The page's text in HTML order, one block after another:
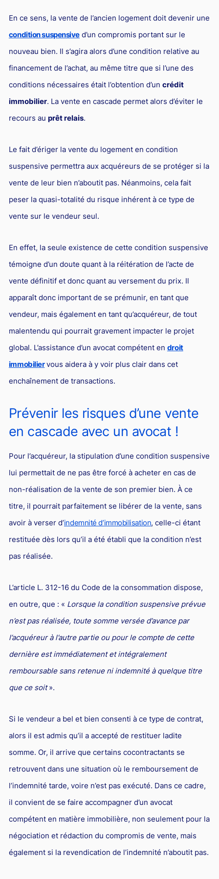
Droit aérien
Caution bancaire
Communication et nouvelles technologies
Concurrence déloyale
Restructuration d'entreprise
Droit et Fiscalité du marché de l'Art
Transmission d'entreprise et avocat
Hôtellerie et restauration
Procédures et tribunaux
Contentieux cession d’entreprise
Droit commercial
Énergie
Droit de la concurrence
Jurisprudences et actualités
Droit de la réparation et du dommage corporel
En ce sens, la vente de l’ancien logement doit devenir une
condition suspensived’un compromis portant sur le
nouveau bien. Il s’agira alors d’une condition relative au
financement de l’achat, au même titre que si l’une des
conditions nécessaires était l’obtention d’un crédit
immobilier. La vente en cascade permet alors d’éviter le
recours au prêt relais.
Le fait d’ériger la vente du logement en condition
suspensive permettra aux acquéreurs de se protéger si la
vente de leur bien n’aboutit pas. Néanmoins, cela fait
peser la quasi-totalité du risque inhérent à ce type de
vente sur le vendeur seul.
En effet, la seule existence de cette condition suspensive
témoigne d’un doute quant à la réitération de l’acte de
vente définitif et donc quant au versement du prix. Il
apparaît donc important de se prémunir, en tant que
vendeur, mais également en tant qu’acquéreur, de tout
malentendu qui pourrait gravement impacter le projet
global. L’assistance d’un avocat compétent en droit
immobiliervous aidera à y voir plus clair dans cet
enchaînement de transactions.
Prévenir les risques d’une vente
en cascade avec un avocat !
Pour l’acquéreur, la stipulation d’une condition suspensive
lui permettait de ne pas être forcé à acheter en cas de
non-réalisation de la vente de son premier bien. À ce
titre, il pourrait parfaitement se libérer de la vente, sans
avoir à verser d’indemnité d’immobilisation, celle-ci étant
restituée dès lors qu’il a été établi que la condition n’est
pas réalisée.
L’article L. 312-16 du Code de la consommation dispose,
en outre, que : « Lorsque la condition suspensive prévue
n’est pas réalisée, toute somme versée d’avance par
l’acquéreur à l’autre partie ou pour le compte de cette
dernière est immédiatement et intégralement
remboursable sans retenue ni indemnité à quelque titre
que ce soit».
Si le vendeur a bel et bien consenti à ce type de contrat,
alors il est admis qu’il a accepté de restituer ladite
somme. Or, il arrive que certains cocontractants se
retrouvent dans une situation où le remboursement de
l’indemnité tarde, voire n’est pas exécuté. Dans ce cadre,
il convient de se faire accompagner d’un avocat
compétent en matière immobilière, non seulement pour la
négociation et rédaction du compromis de vente, mais
également si la revendication de l’indemnité n’aboutit pas.